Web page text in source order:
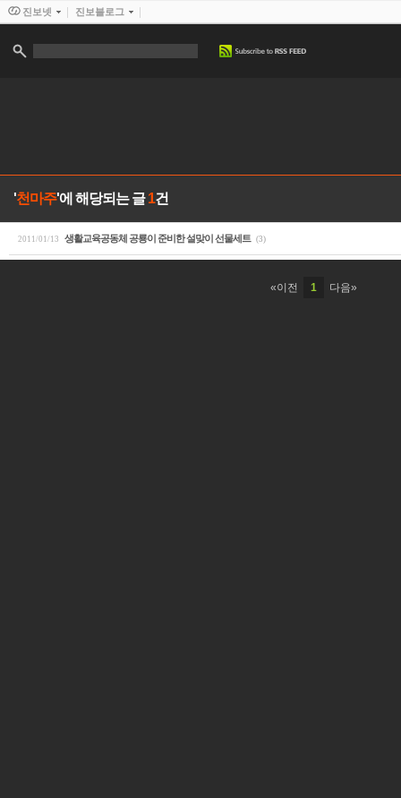
'천마주'에 해당되는 글1건
2011/01/13 생활교육공동체 공룡이 준비한 설맞이 선물세트 (3)
«이전 1 다음»
진보넷 진보블로그